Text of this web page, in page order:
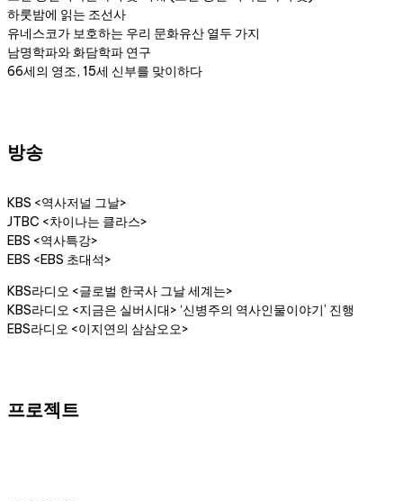
하룻밤에 읽는 조선사
유네스코가 보호하는 우리 문화유산 열두 가지
남명학파와 화담학파 연구
66세의 영조, 15세 신부를 맞이하다
방송
KBS <역사저널 그날>
JTBC <차이나는 클라스>
EBS <역사특강>
EBS <EBS 초대석>
KBS라디오 <글로벌 한국사 그날 세계는>
KBS라디오 <지금은 실버시대> ‘신병주의 역사인물이야기’ 진행
EBS라디오 <이지연의 삼삼오오>
프로젝트